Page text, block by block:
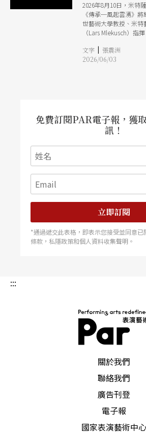
2026年8月10日，米特
《傳承─風起雲湧》
世藝術大學教授、米
（Lars Mlekusch）指
青年音樂家，共同組成
戰聖桑《C小調第三號
文字 | 張震洲
2026/06/03
免費訂閱PAR電子報，獲
訊！
立即訂閱
*通過遞交此表格，即表示您接受並同意已
條款，私隱政策和個人資料收集聲明。
:::
關於我們
聯絡我們
廣告刊登
電子報
國家表演藝術中心